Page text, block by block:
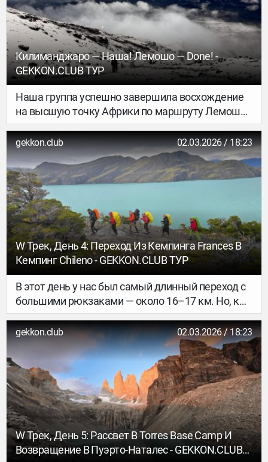
Килиманджаро — Наша! Лемошо — Done! -
GEKKON.CLUB ТУР
Наша группа успешно завершила восхождение
на высшую точку Африки по маршруту Лемошо
— и это был настоящий бой с африканской
погодой!
gekkon.club 02.03.2026 / 18:23
W Трек, День 4: Переход Из Кемпинга Frances В
Кемпинг Chileno - GEKKON.CLUB ТУР
В этот день у нас был самый длинный переход с
большими рюкзаками — около 16–17 км. Но, к
счастью, маршрут довольно пологий: без
больших наборов и сбросов высоты, поэтому
шлось не так тяжело.
gekkon.club 02.03.2026 / 18:23
W Трек, День 5: Рассвет В Torres Base Camp И
Возвращение В Пуэрто-Наталес - GEKKON.CLUB